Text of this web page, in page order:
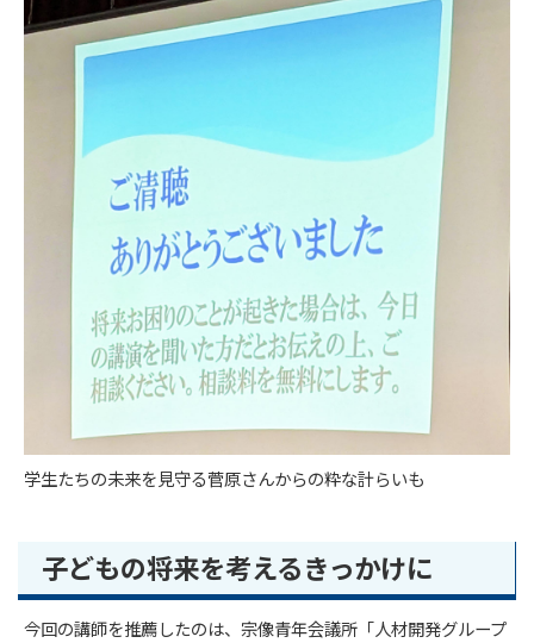
学生たちの未来を見守る菅原さんからの粋な計らいも
子どもの将来を考えるきっかけに
今回の講師を推薦したのは、宗像青年会議所「人材開発グループ